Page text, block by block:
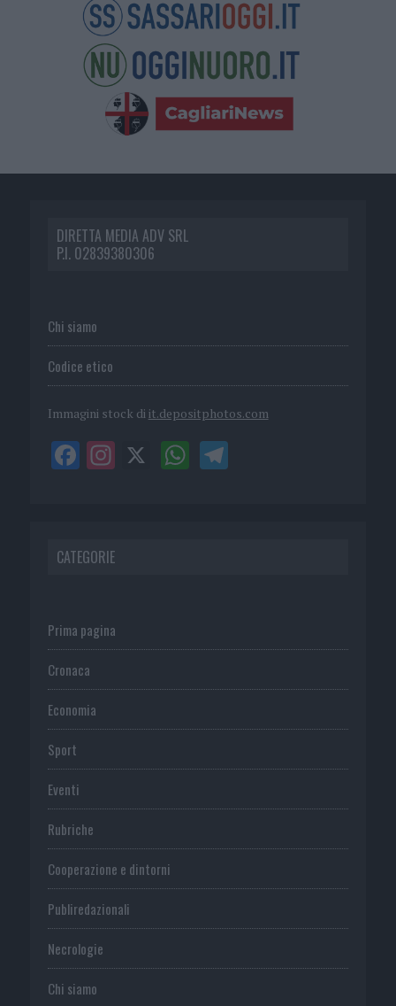
DIRETTA MEDIA ADV SRL
P.I. 02839380306
Chi siamo
Codice etico
Immagini stock di it.depositphotos.com
CATEGORIE
Prima pagina
Cronaca
Economia
Sport
Eventi
Rubriche
Cooperazione e dintorni
Publiredazionali
Necrologie
Chi siamo